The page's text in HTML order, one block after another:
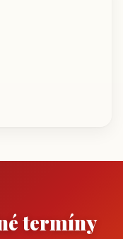
termíny